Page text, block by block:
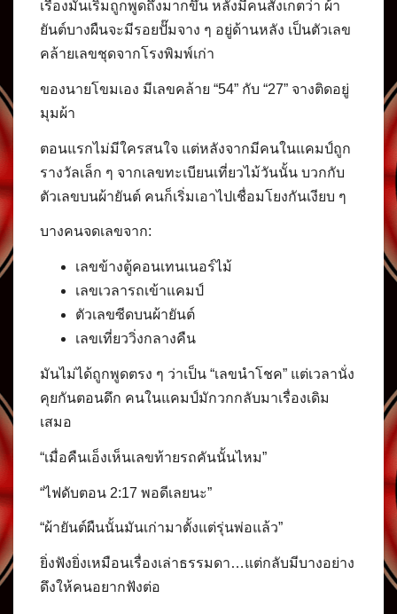
เรื่องมันเริ่มถูกพูดถึงมากขึ้น หลังมีคนสังเกตว่า ผ้า
ยันต์บางผืนจะมีรอยปั๊มจาง ๆ อยู่ด้านหลัง เป็นตัวเลข
คล้ายเลขชุดจากโรงพิมพ์เก่า
ของนายโขมเอง มีเลขคล้าย “54” กับ “27” จางติดอยู่
มุมผ้า
ตอนแรกไม่มีใครสนใจ แต่หลังจากมีคนในแคมป์ถูก
รางวัลเล็ก ๆ จากเลขทะเบียนเที่ยวไม้วันนั้น บวกกับ
ตัวเลขบนผ้ายันต์ คนก็เริ่มเอาไปเชื่อมโยงกันเงียบ ๆ
บางคนจดเลขจาก:
เลขข้างตู้คอนเทนเนอร์ไม้
เลขเวลารถเข้าแคมป์
ตัวเลขซีดบนผ้ายันต์
เลขเที่ยววิ่งกลางคืน
มันไม่ได้ถูกพูดตรง ๆ ว่าเป็น “เลขนำโชค” แต่เวลานั่ง
คุยกันตอนดึก คนในแคมป์มักวกกลับมาเรื่องเดิม
เสมอ
“เมื่อคืนเอ็งเห็นเลขท้ายรถคันนั้นไหม”
“ไฟดับตอน 2:17 พอดีเลยนะ”
“ผ้ายันต์ผืนนั้นมันเก่ามาตั้งแต่รุ่นพ่อแล้ว”
ยิ่งฟังยิ่งเหมือนเรื่องเล่าธรรมดา…แต่กลับมีบางอย่าง
ดึงให้คนอยากฟังต่อ